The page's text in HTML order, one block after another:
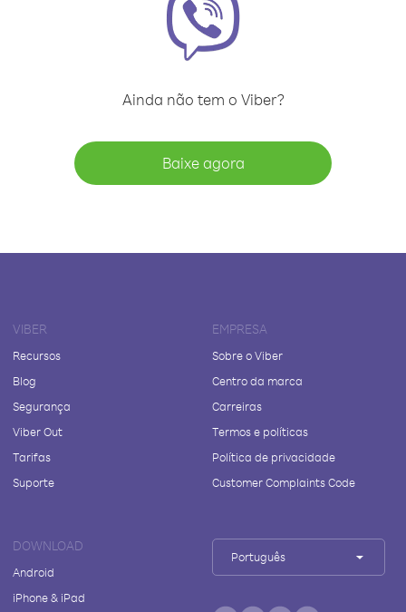
Ainda não tem o Viber?
Baixe agora
VIBER
Recursos
Blog
Segurança
Viber Out
Tarifas
Suporte
EMPRESA
Sobre o Viber
Centro da marca
Carreiras
Termos e políticas
Política de privacidade
Customer Complaints Code
DOWNLOAD
Android
iPhone & iPad
Português